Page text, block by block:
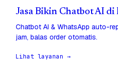
Jasa Bikin Chatbot AI di
Chatbot AI & WhatsApp auto-
jam, balas order otomatis.
Lihat layanan →